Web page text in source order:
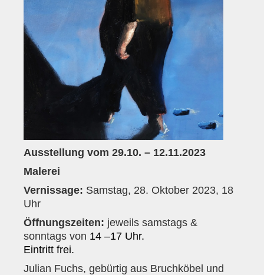
Kontaktpersonen
Mitglied werden
Bewerbungen
Bankverbindung
Bildergalerie
Ausstellung vom 29.10. – 12.11.2023
Malerei
Vernissage: Samstag, 28. Oktober 2023, 18
Uhr
Öffnungszeiten: jeweils samstags &
sonntags von 14 –17 Uhr.
Eintritt frei.
Julian Fuchs, gebürtig aus Bruchköbel und